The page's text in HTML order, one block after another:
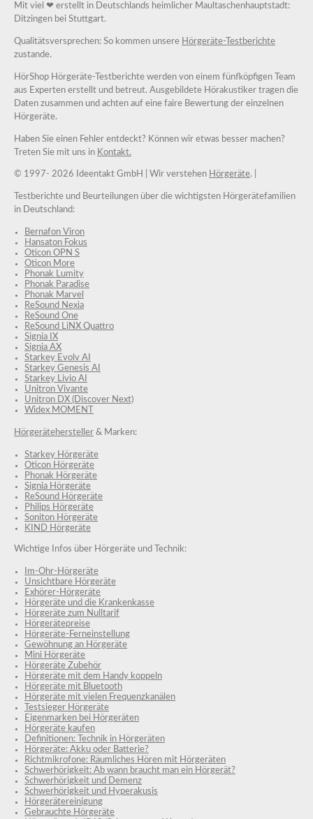
Mit viel ❤ erstellt in Deutschlands heimlicher Maultaschenhauptstadt:
Ditzingen bei Stuttgart.
Qualitätsversprechen: So kommen unsere Hörgeräte-Testberichte
zustande.
HörShop Hörgeräte-Testberichte werden von einem fünfköpfigen Team
aus Experten erstellt und betreut. Ausgebildete Hörakustiker tragen die
Daten zusammen und achten auf eine faire Bewertung der einzelnen
Hörgeräte.
Haben Sie einen Fehler entdeckt? Können wir etwas besser machen?
Treten Sie mit uns in Kontakt.
© 1997- 2026 Ideentakt GmbH | Wir verstehen Hörgeräte. |
Testberichte und Beurteilungen über die wichtigsten Hörgerätefamilien
in Deutschland:
Bernafon Viron
Hansaton Fokus
Oticon OPN S
Oticon More
Phonak Lumity
Phonak Paradise
Phonak Marvel
ReSound Nexia
ReSound One
ReSound LiNX Quattro
Signia IX
Signia AX
Starkey Evolv AI
Starkey Genesis AI
Starkey Livio AI
Unitron Vivante
Unitron DX (Discover Next)
Widex MOMENT
Hörgerätehersteller & Marken:
Starkey Hörgeräte
Oticon Hörgeräte
Phonak Hörgeräte
Signia Hörgeräte
ReSound Hörgeräte
Philips Hörgeräte
Soniton Hörgeräte
KIND Hörgeräte
Wichtige Infos über Hörgeräte und Technik:
Im-Ohr-Hörgeräte
Unsichtbare Hörgeräte
Exhörer-Hörgeräte
Hörgeräte und die Krankenkasse
Hörgeräte zum Nulltarif
Hörgerätepreise
Hörgeräte-Ferneinstellung
Gewöhnung an Hörgeräte
Mini Hörgeräte
Hörgeräte Zubehör
Hörgeräte mit dem Handy koppeln
Hörgeräte mit Bluetooth
Hörgeräte mit vielen Frequenzkanälen
Testsieger Hörgeräte
Eigenmarken bei Hörgeräten
Hörgeräte kaufen
Definitionen: Technik in Hörgeräten
Hörgeräte: Akku oder Batterie?
Richtmikrofone: Räumliches Hören mit Hörgeräten
Schwerhörigkeit: Ab wann braucht man ein Hörgerät?
Schwerhörigkeit und Demenz
Schwerhörigkeit und Hyperakusis
Hörgerätereinigung
Gebrauchte Hörgeräte